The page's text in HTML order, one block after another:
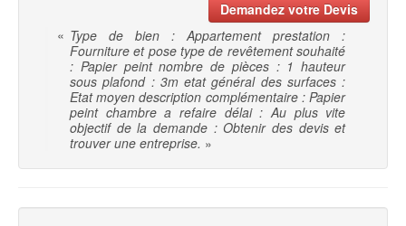
Demandez votre Devis
« Type de bien : Appartement prestation :
Fourniture et pose type de revêtement souhaité
: Papier peint nombre de pièces : 1 hauteur
sous plafond : 3m etat général des surfaces :
Etat moyen description complémentaire : Papier
peint chambre a refaire délai : Au plus vite
objectif de la demande : Obtenir des devis et
trouver une entreprise. »